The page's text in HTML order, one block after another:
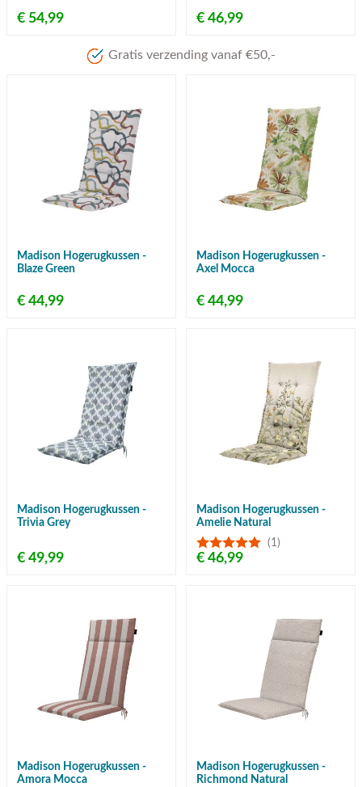
€ 54,99 € 46,99
Meer dan 80 jaar ervaring
Madison Hogerugkussen -
Blaze Green
€ 44,99
Madison Hogerugkussen -
Axel Mocca
€ 44,99
Madison Hogerugkussen -
Trivia Grey
€ 49,99
Madison Hogerugkussen -
Amelie Natural
(1)
€ 46,99
Madison Hogerugkussen -
Amora Mocca
Madison Hogerugkussen -
Richmond Natural